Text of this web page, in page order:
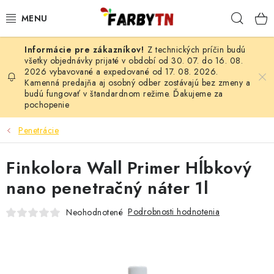
na
FARBY A LAKY
STAVEBNÁ CHÉMIA
MALIARSKE POTREBY
AUTO-MOTO
Z technických príčin budú
všetky objednávky prijaté v období od 30. 07. do 16. 08.
2026 vybavované a expedované od 17. 08. 2026.
Kamenná predajňa aj osobný odber zostávajú bez zmeny a
budú fungovať v štandardnom režime. Ďakujeme za
pochopenie
Penetrácie
Finkolora Wall Primer Hĺbkový
nano penetračný náter 1l
Neohodnotené Podrobnosti hodnotenia